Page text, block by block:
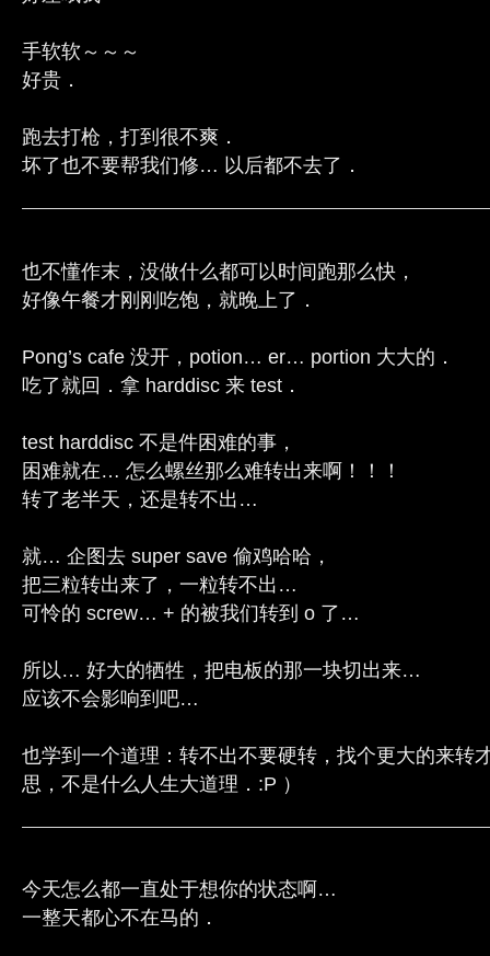
手软软～～～
好贵．
跑去打枪，打到很不爽．
坏了也不要帮我们修… 以后都不去了．
也不懂作末，没做什么都可以时间跑那么快，
好像午餐才刚刚吃饱，就晚上了．
Pong’s cafe 没开，potion… er… portion 大大的．
吃了就回．拿 harddisc 来 test．
test harddisc 不是件困难的事，
困难就在… 怎么螺丝那么难转出来啊！！！
转了老半天，还是转不出…
就… 企图去 super save 偷鸡哈哈，
把三粒转出来了，一粒转不出…
可怜的 screw… + 的被我们转到 o 了…
所以… 好大的牺牲，把电板的那一块切出来…
应该不会影响到吧…
也学到一个道理：转不出不要硬转，找个更大的来转
思，不是什么人生大道理．:P ）
今天怎么都一直处于想你的状态啊…
一整天都心不在马的．